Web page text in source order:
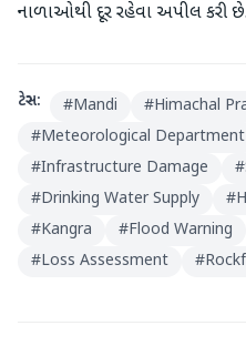
નાળાઓથી દૂર રહેવા અપીલ કરી છે.
ટેગ્સ: #Mandi #Himachal
#Meteorological Department
#Infrastructure Damage #
#Drinking Water Supply #
#Kangra #Flood Warning
#Loss Assessment #